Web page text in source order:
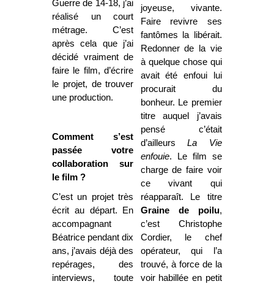
Guerre de 14-18, j’ai
réalisé un court
métrage. C’est
après cela que j’ai
décidé vraiment de
faire le film, d’écrire
le projet, de trouver
une production.
Comment s’est
passée votre
collaboration sur
le film ?
C’est un projet très
écrit au départ. En
accompagnant
Béatrice pendant dix
ans, j’avais déjà des
repérages, des
interviews, toute
joyeuse, vivante.
Faire revivre ses
fantômes la libérait.
Redonner de la vie
à quelque chose qui
avait été enfoui lui
procurait du
bonheur. Le premier
titre auquel j’avais
pensé c’était
d’ailleursLa Vie
enfouie. Le film se
charge de faire voir
ce vivant qui
réapparaît. Le titre
Graine de poilu,
c’est Christophe
Cordier, le chef
opérateur, qui l’a
trouvé, à force de la
voir habillée en petit